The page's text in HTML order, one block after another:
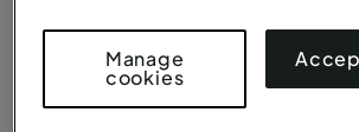
¿Necesitas catering?
Manage
cookies